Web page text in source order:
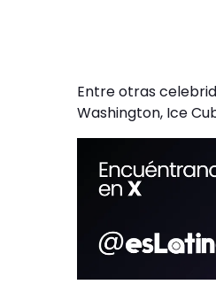
Entre otras
Washington, Ice